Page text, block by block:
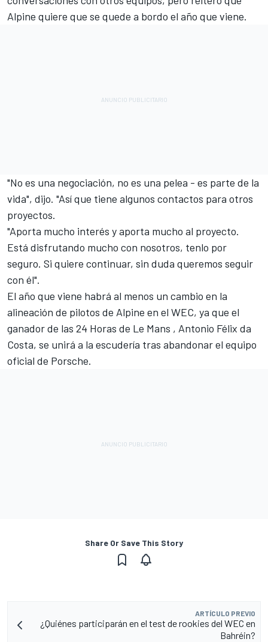
Alpine quiere que se quede a bordo el año que viene.
"No es una negociación, no es una pelea - es parte de la
vida", dijo. "Así que tiene algunos contactos para otros
proyectos.
"Aporta mucho interés y aporta mucho al proyecto.
Está disfrutando mucho con nosotros, tenlo por
seguro. Si quiere continuar, sin duda queremos seguir
con él".
El año que viene habrá al menos un cambio en la
alineación de pilotos de Alpine en el WEC, ya que el
ganador de las 24 Horas de Le Mans , Antonio Félix da
Costa, se unirá a la escudería tras abandonar el equipo
oficial de Porsche.
Share Or Save This Story
ARTÍCULO PREVIO
¿Quiénes participarán en el test de rookies del WEC en
Bahréin?